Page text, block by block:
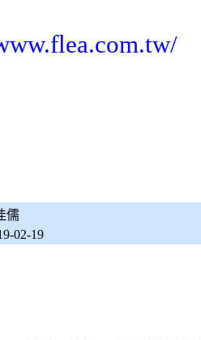
儒
02-19